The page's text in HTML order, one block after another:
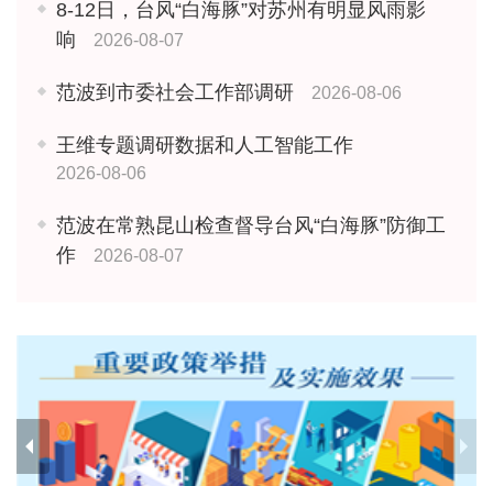
8-12日，台风“白海豚”对苏州有明显风雨影
响
2026-08-07
范波到市委社会工作部调研 2026-08-06
王维专题调研数据和人工智能工作
2026-08-06
范波在常熟昆山检查督导台风“白海豚”防御工
作
2026-08-07